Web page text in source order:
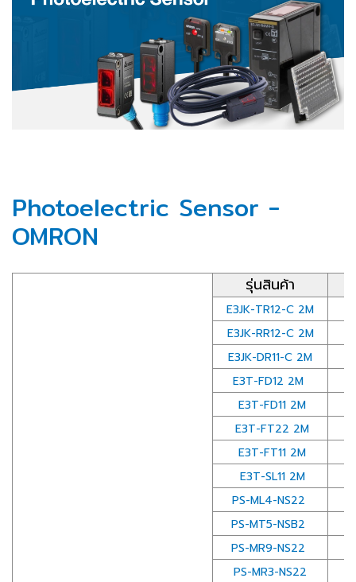
Photoelectric Sensor -
OMRON
รุ่นสินค้า
E3JK-TR12-C 2M
E3JK-RR12-C 2M
E3JK-DR11-C 2M
E3T-FD12 2M
E3T-FD11 2M
E3T-FT22 2M
E3T-FT11 2M
E3T-SL11 2M
PS-ML4-NS22
PS-MT5-NSB2
PS-MR9-NS22
PS-MR3-NS22